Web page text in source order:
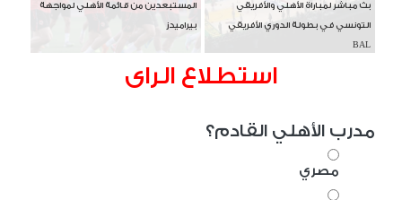
بث مباشر لمباراة الأهلي والأفريقي
التونسي في بطولة الدوري الأفريقي
BAL
المستبعدين من قائمة الأهلي لمواجهة
بيراميدز
استطلاع الراى
مدرب الأهلي القادم؟
مصري